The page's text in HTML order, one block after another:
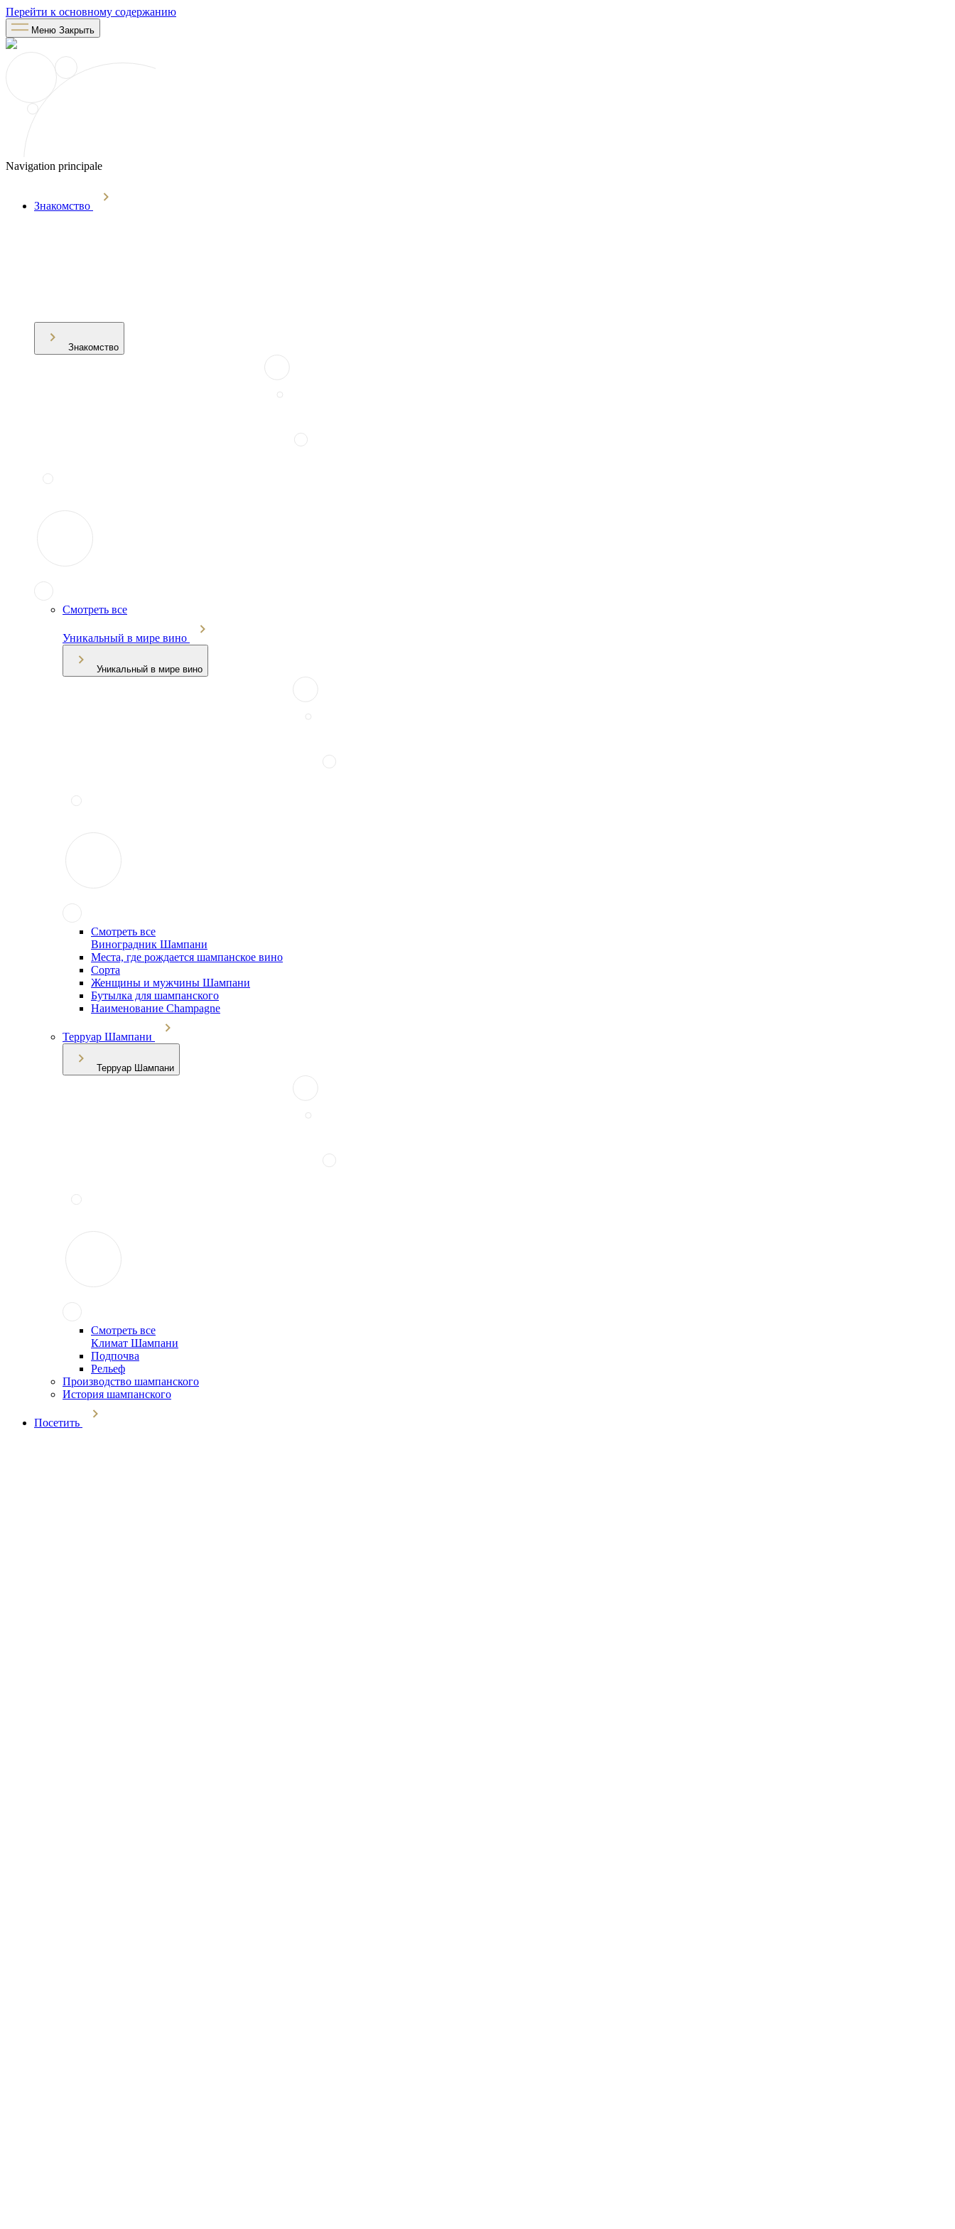
Перейти к основному содержанию
Меню Закрыть
Navigation principale
Знакомство
Знакомство
Смотреть все
Уникальный в мире вино
Уникальный в мире вино
Смотреть все
Виноградник Шампани
Места, где рождается шампанское вино
Сорта
Женщины и мужчины Шампани
Бутылка для шампанского
Наименование Champagne
Терруар Шампани
Терруар Шампани
Смотреть все
Климат Шампани
Подпочва
Рельеф
Производство шампанского
История шампанского
Посетить